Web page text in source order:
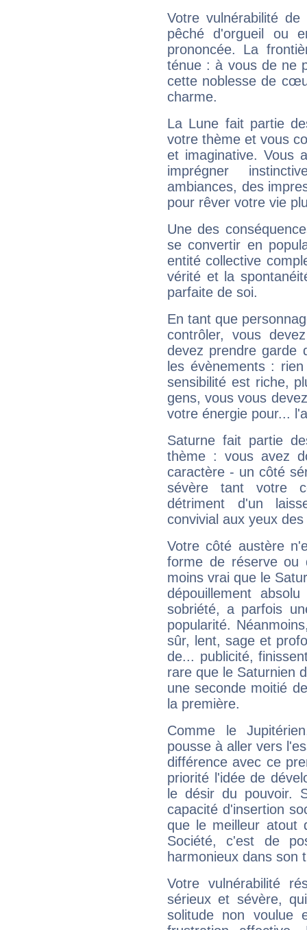
Votre vulnérabilité
pêché d'orgueil ou
prononcée. La
ténue : à vous de ne
cette noblesse de
charme.
La Lune fait partie
votre thème et vous
et imaginative. Vous
imprégner
ambiances, des
pour rêver votre vie
Une des
se convertir en
entité collective
vérité et la
parfaite de soi.
En tant que
contrôler, vous
devez prendre garde
les évènements :
sensibilité est riche,
gens, vous vous
votre énergie pour...
Saturne fait partie
thème : vous avez
caractère - un côté
sévère tant votre
détriment d'un
convivial aux yeux
Votre côté austère
forme de réserve
moins vrai que le
dépouillement
sobriété, a parfois
popularité.
sûr, lent, sage et
de... publicité,
rare que le Saturnien
une seconde moitié
la première.
Comme le
pousse à aller vers
différence avec ce
priorité l'idée de
le désir du pouvoir.
capacité d'insertion
que le meilleur atout
Société, c'est de
harmonieux dans son
Votre vulnérabilité
sérieux et sévère,
solitude non voulue